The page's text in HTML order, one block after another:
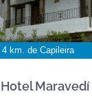
4 km. de Capileira
Hotel Maravedí